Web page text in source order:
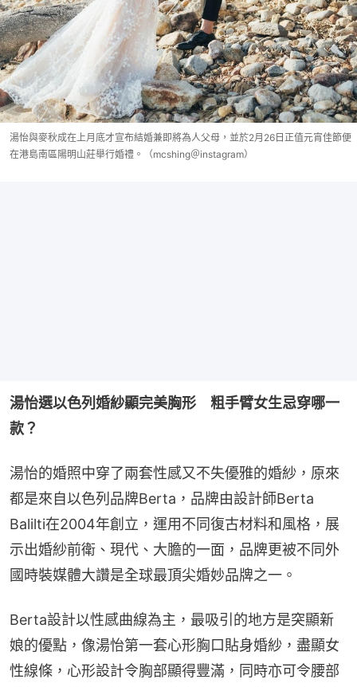
湯怡與麥秋成在上月底才宣布結婚兼即將為人父母，並於2月26日正值元宵佳節便
在港島南區陽明山莊舉行婚禮。（mcshing＠instagram）
湯怡選以色列婚紗顯完美胸形　粗手臂女生忌穿哪一
款？
湯怡的婚照中穿了兩套性感又不失優雅的婚紗，原來
都是來自以色列品牌Berta，品牌由設計師Berta
Balilti在2004年創立，運用不同復古材料和風格，展
示出婚紗前衛、現代、大膽的一面，品牌更被不同外
國時裝媒體大讚是全球最頂尖婚妙品牌之一。
Berta設計以性感曲線為主，最吸引的地方是突顯新
娘的優點，像湯怡第一套心形胸口貼身婚紗，盡顯女
性線條，心形設計令胸部顯得豐滿，同時亦可令腰部